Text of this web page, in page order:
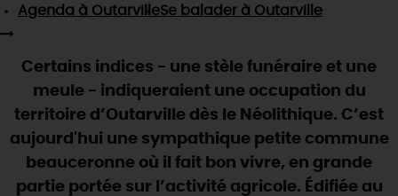
Visitesgourmandesetcréatives
Chic,une aire de pique-nique
Par ici les
guinguettes
Que rapporter du Loiret ?
La Route des Métiers d'Art
TOUT L'ART DE VIVRE
Des vacances auprès des animaux 🐎
(re)Découvrir les coulisses de la Faïencerie de
Gien !
Expérimenter les parcours Baludik 🕵️
Une saison de festivals 🎉
Rendez-vous de la nature en 2026
SE REPÉRER,SE DÉPLACER
RÉSERVERMAINTENANT
Agenda à OutarvilleSe balader à Outarville
Certains indices - une stèle funéraire et une
meule - indiqueraient une occupation du
territoire d’Outarville dès le Néolithique. C’est
aujourd'hui une sympathique petite commune
beauceronne où il fait bon vivre, en grande
partie portée sur l’activité agricole. Édifiée au